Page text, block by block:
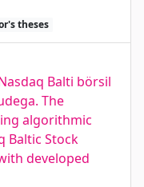
theses
Balti börsil
The
algorithmic
Baltic Stock
developed